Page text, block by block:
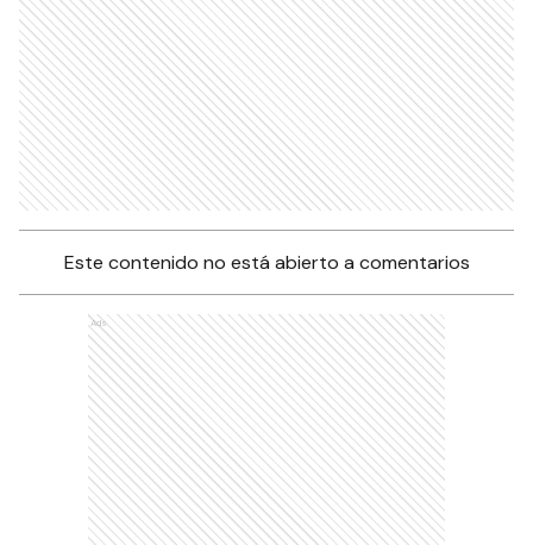
Este contenido no está abierto a comentarios
Ads